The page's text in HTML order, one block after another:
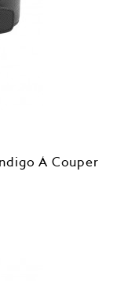
À Couper